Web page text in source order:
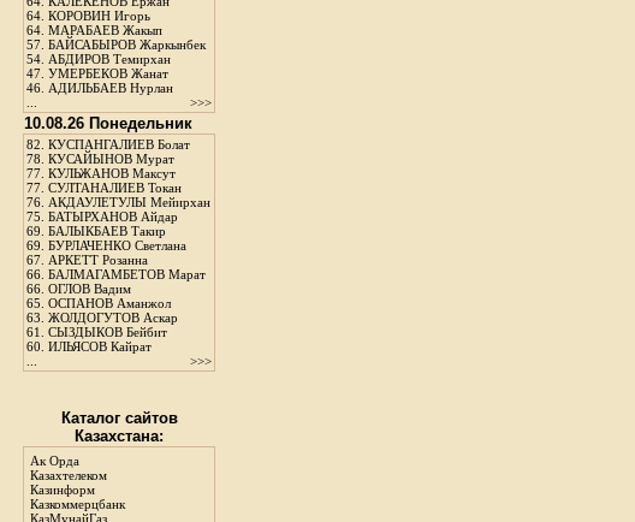
64. КОРОВИН Игорь
64. МАРАБАЕВ Жакып
57. БАЙСАБЫРОВ Жаркынбек
54. АБДИРОВ Темирхан
47. УМЕРБЕКОВ Жанат
46. АДИЛЬБАЕВ Нурлан
>>>
10.08.26 Понедельник
82. КУСПАНГАЛИЕВ Болат
78. КУСАЙЫНОВ Мурат
77. КУЛЬЖАНОВ Максут
77. СУЛТАНАЛИЕВ Токан
76. АКДАУЛЕТУЛЫ Мейирхан
75. БАТЫРХАНОВ Айдар
69. БАЛЫКБАЕВ Такир
69. БУРЛАЧЕНКО Светлана
67. АРКЕТТ Розанна
66. БАЛМАГАМБЕТОВ Марат
66. ОГЛОВ Вадим
65. ОСПАНОВ Аманжол
63. ЖОЛДОГУТОВ Аскар
61. СЫЗДЫКОВ Бейбит
60. ИЛЬЯСОВ Кайрат
>>>
Каталог сайтов
Казахстана:
Ак Орда
Казахтелеком
Казинформ
Казкоммерцбанк
КазМунайГаз